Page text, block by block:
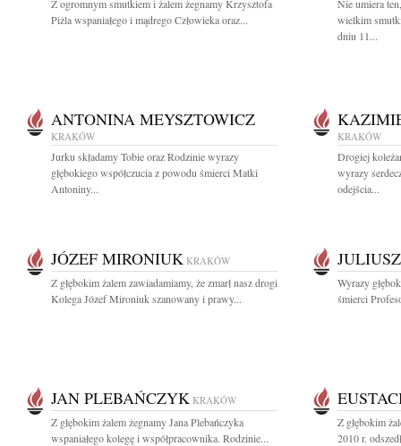
Z ogromnym smutkiem i żalem żegnamy Krzysztofa
Piżla wspaniałego i mądrego Człowieka oraz...
Nie umiera
wielkim
dniu 11...
ANTONINA MEYSZTOWICZ
KRAKÓW
Jurku składamy Tobie oraz Rodzinie wyrazy
głębokiego współczucia z powodu śmierci Matki
Antoniny...
KRAKÓW
Drogiej
wyrazy
odejścia...
JÓZEF MIRONIUK KRAKÓW
Z głębokim żalem zawiadamiamy, że zmarł nasz drogi
Kolega Józef Mironiuk szanowany i prawy...
Wyrazy
śmierci
JAN PLEBAŃCZYK KRAKÓW
Z głębokim żalem żegnamy Jana Plebańczyka
wspaniałego kolegę i współpracownika. Rodzinie...
Z głębokim
2010 r.